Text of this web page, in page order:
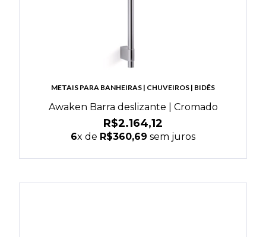
METAIS PARA BANHEIRAS | CHUVEIROS | BIDÊS
Awaken Barra deslizante | Cromado
R$2.164,12
6x de R$360,69 sem juros